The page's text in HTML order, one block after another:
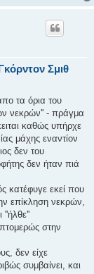
Σμιθ
τα όρια του
νεκρών'' - πράγμα
καθώς υπήρχε
μάχης εναντίον
δεν του
δεν ήταν πιά
κατέφυγε εκεί που
επίκληση νεκρών,
''ήλθε''
στην
δεν είχε
συμβαίνει, και